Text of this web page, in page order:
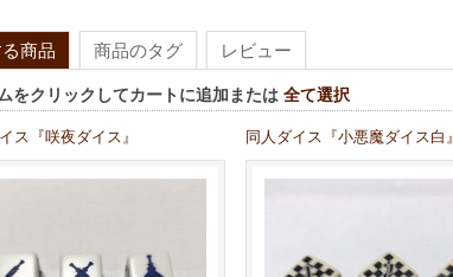
商品 商品のタグ レビュー
をクリックしてカートに追加または 全て選択
ス『咲夜ダイス』 同人ダイス『小悪魔ダイス白』